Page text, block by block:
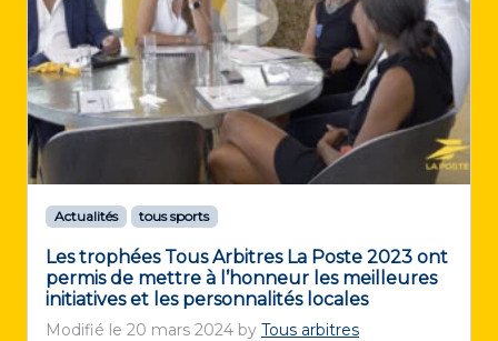
Actualités tous sports
Les trophées Tous Arbitres La Poste 2023 ont
permis de mettre à l’honneur les meilleures
initiatives et les personnalités locales
Modifié le 20 mars 2024 by Tous arbitres